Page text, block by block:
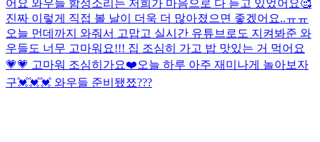
어요 와우들 함성소리는 저희가 마음으로 다 듣고 있었어요🥰
진짜 이렇게 직접 볼 날이 더욱 더 많아졌으면 좋겠어요..ㅠㅠ
오늘 먼데까지 와줘서 고맙고 실시간 유튜브로도 지켜봐준 와
우들도 너무 고마워요!!! 집 조심히 가고 밥 맛있는 거 먹어요
💗💗 고마워 조심히가요❤️오늘 하루 아주 재미나게 놀아보자
구💓💓💓 와우들 준비됐쬬???